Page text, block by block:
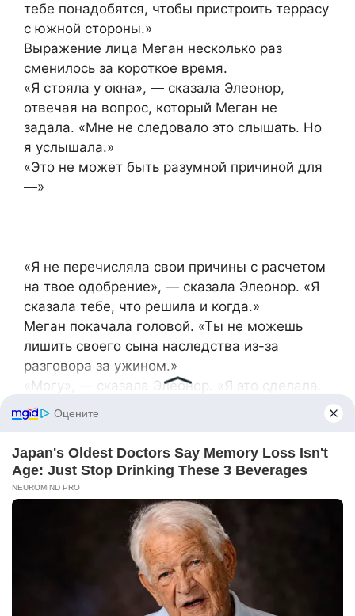
тебе понадобятся, чтобы пристроить террасу
с южной стороны.»
Выражение лица Меган несколько раз
сменилось за короткое время.
«Я стояла у окна», — сказала Элеонор,
отвечая на вопрос, который Меган не
задала. «Мне не следовало это слышать. Но
я услышала.»
«Это не может быть разумной причиной для
—»
«Я не перечисляла свои причины с расчетом
на твое одобрение», — сказала Элеонор. «Я
сказала тебе, что решила и когда.»
Меган покачала головой. «Ты не можешь
лишить своего сына наследства из-за
разговора за ужином.»
«Могу», — сказала Элеонор. «Я это сделала.
Соответствующие документы были
оформлены и подтверждены до начала этих
выходных.»
Меган на мгновение замолчала.
Звук машин, покидающих подъездную
дорожку, доносился через открытую дверь:
запускались моторы, поскрипывала
гравийная дорожка, доносился
приглушенный гул людей, которые говорили
друг другу на улице, что все в порядке, что
это просто драма, что это целая история.